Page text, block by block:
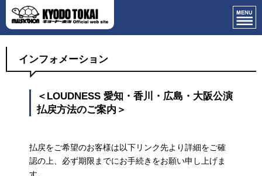
インフォメーション
＜LOUDNESS 愛知・香川・広島・大阪公演
払戻方法のご案内＞
払戻をご希望のお客様は以下リンク先より詳細をご確
認の上、必ず期限までにお手続きをお願い申し上げま
す。